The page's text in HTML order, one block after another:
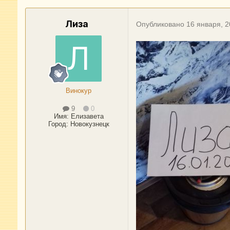
Лиза
Винокур
9
0
Имя: Елизавета
Город: Новокузнецк
Опубликовано 16 января,